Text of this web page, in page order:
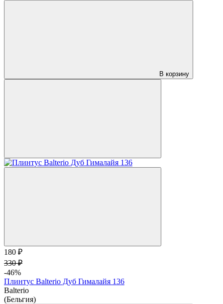
В корзину
180 ₽
330 ₽
-46%
Плинтус Balterio Дуб Гималайя 136
Balterio
(Бельгия)